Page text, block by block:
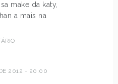
make da katy,
a mais na
2012 - 20:00